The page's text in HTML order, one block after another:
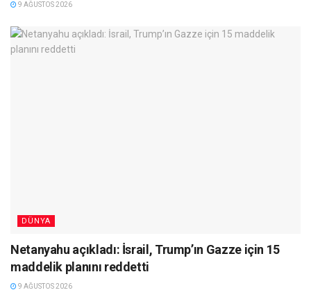
9 AĞUSTOS 2026
DÜNYA
Netanyahu açıkladı: İsrail, Trump’ın Gazze için 15
maddelik planını reddetti
9 AĞUSTOS 2026